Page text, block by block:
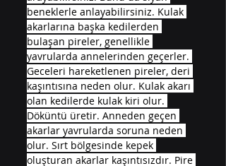
beneklerle anlayabilirsiniz. Kulak
akarlarına başka kedilerden
bulaşan pireler, genellikle
yavrularda annelerinden geçerler.
Geceleri hareketlenen pireler, deri
kaşıntısına neden olur. Kulak akarı
olan kedilerde kulak kiri olur.
Döküntü üretir. Anneden geçen
akarlar yavrularda soruna neden
olur. Sırt bölgesinde kepek
oluşturan akarlar kaşıntısızdır. Pire